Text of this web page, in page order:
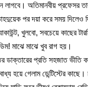
লাগবে। অতিমানবীয় প্রফেসর
পর দয়া করে সময় দিলেও
খুলবো, সবচেয়ে কাছের
মাঝে মাঝে খুব রাগ হয়।
ডাক্তারের প্রতি সহজাত ভীতি
হয়ে গেলাম ডেন্টিস্টের